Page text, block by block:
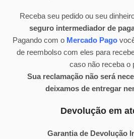
Receba seu pedido ou seu
seguro intermediador de
Pagando com o Mercado Pago
de reembolso com eles para
caso não receba o
Sua reclamação não será
deixamos de entregar
Devolução em
Garantia de Devolução